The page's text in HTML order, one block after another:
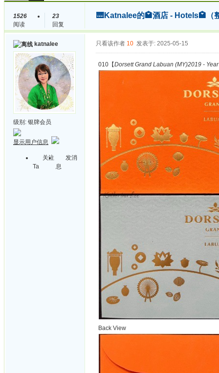
1526
阅读
23
回复
🎹Katnalee的🏩酒店 - Hotels🏩（
katnalee
级别: 银牌会员
显示用户信息
关注
Ta
发消
息
只看该作者 10 发表于: 2025-05-15
010【Dorsett Grand Labuan (MY)2019 -
Back View